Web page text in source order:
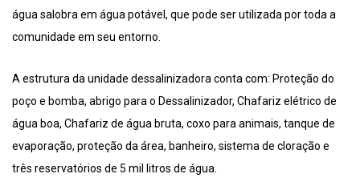
água salobra em água potável, que pode ser utilizada por toda a
comunidade em seu entorno.
A estrutura da unidade dessalinizadora conta com: Proteção do
poço e bomba, abrigo para o Dessalinizador, Chafariz elétrico de
água boa, Chafariz de água bruta, coxo para animais, tanque de
evaporação, proteção da área, banheiro, sistema de cloração e
três reservatórios de 5 mil litros de água.